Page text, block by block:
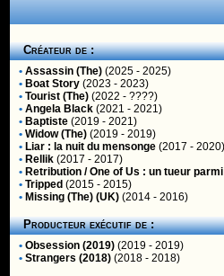
Créateur de :
• Assassin (The) (2025 - 2025)
• Boat Story (2023 - 2023)
• Tourist (The) (2022 - ????)
• Angela Black (2021 - 2021)
• Baptiste (2019 - 2021)
• Widow (The) (2019 - 2019)
• Liar : la nuit du mensonge (2017 - 2020)
• Rellik (2017 - 2017)
• Retribution / One of Us : un tueur
• Tripped (2015 - 2015)
• Missing (The) (UK) (2014 - 2016)
Producteur exécutif de :
• Obsession (2019) (2019 - 2019)
• Strangers (2018) (2018 - 2018)